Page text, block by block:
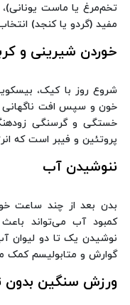
تخم‌مرغ یا ماست
مفید (گردو یا کنجد)
خوردن شیرینی و
شروع روز با کیک،
خون و سپس افت ناگهانی
خستگی و گرسنگی
پروتئین و فیبر است که
ننوشیدن آب
بدن بعد از چند ساعت
کمبود آب می‌تواند
نوشیدن یک تا دو لیوان
گوارش و متابولیسم کمک
ورزش سنگین بدون